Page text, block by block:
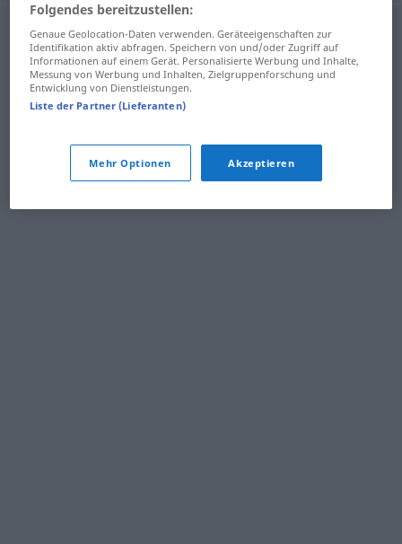
Folgendes bereitzustellen:
Genaue Geolocation-Daten verwenden. Geräteeigenschaften zur
Identifikation aktiv abfragen. Speichern von und/oder Zugriff auf
Informationen auf einem Gerät. Personalisierte Werbung und Inhalte,
Messung von Werbung und Inhalten, Zielgruppenforschung und
Entwicklung von Dienstleistungen.
Liste der Partner (Lieferanten)
Mehr Optionen Akzeptieren